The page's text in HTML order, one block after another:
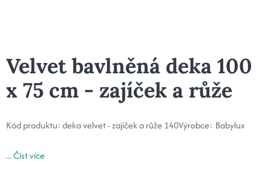
Velvet bavlněná deka 100
x 75 cm - zajíček a růže
Kód produktu:deka velvet - zajíček a růže 140Výrobce: Babylux
...Číst více